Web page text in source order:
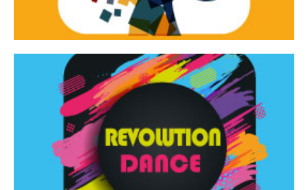
Revolution Dance
Rassegna di danza contemporanea – I Edizione